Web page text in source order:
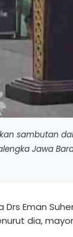
sambutan
Jawa
Drs Eman
dia,